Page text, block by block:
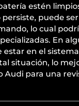
estén
persiste, puede
lo cual
En
en el
situación, lo
Audi para una